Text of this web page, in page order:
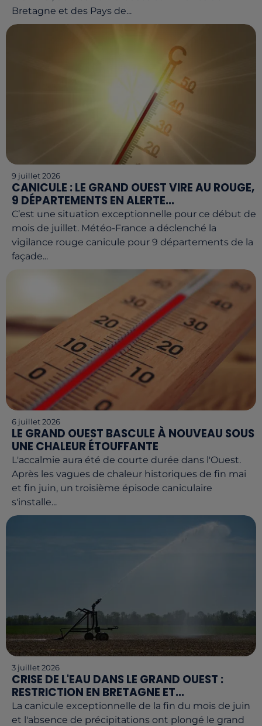
Bretagne et des Pays de...
9 juillet 2026
CANICULE : LE GRAND OUEST VIRE AU ROUGE,
9 DÉPARTEMENTS EN ALERTE...
C’est une situation exceptionnelle pour ce début de
mois de juillet. Météo-France a déclenché la
vigilance rouge canicule pour 9 départements de la
façade...
6 juillet 2026
LE GRAND OUEST BASCULE À NOUVEAU SOUS
UNE CHALEUR ÉTOUFFANTE
L'accalmie aura été de courte durée dans l'Ouest.
Après les vagues de chaleur historiques de fin mai
et fin juin, un troisième épisode caniculaire
s'installe...
3 juillet 2026
CRISE DE L'EAU DANS LE GRAND OUEST :
RESTRICTION EN BRETAGNE ET...
La canicule exceptionnelle de la fin du mois de juin
et l'absence de précipitations ont plongé le grand